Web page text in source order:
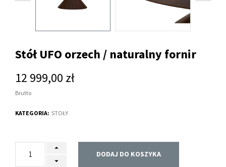
Stół UFO orzech / naturalny fornir
12 999,00 zł
Brutto
KATEGORIA: STOŁY
DODAJ DO KOSZYKA